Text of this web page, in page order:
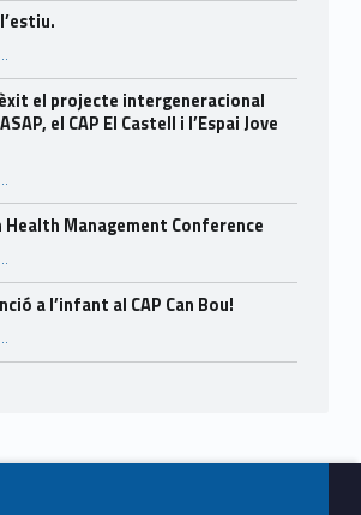
el projecte intergeneracional
el CAP El Castell i l’Espai Jove
intergeneracional impulsat per CASAP, el CAP El Castell i l’Espai Jove La Masia.”
Health Management Conference
European Health Management Conference”
a l’infant al CAP Can Bou!
a l’infant al CAP Can Bou!”